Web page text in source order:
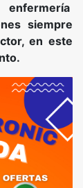
siempre
en este